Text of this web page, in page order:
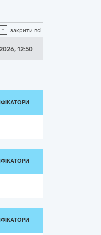
- закрити всі
12:50